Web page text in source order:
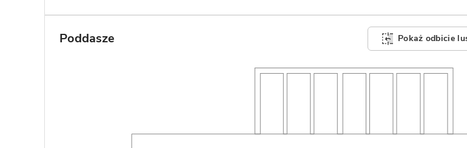
Poddasze Pokaż odbicie